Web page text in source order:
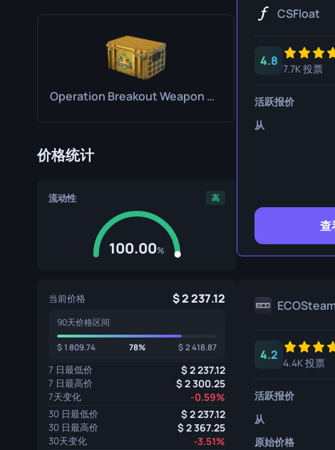
影子匕首
骷髅刀
匕首
生存刀
Operation Breakout Weapon Case
价格统计
流动性 高
100.00%
当前价格 2 237.12
90天价格区间
1 809.74 78% 2 418.87
7 日最低价 2 237.12
7 日最高价 2 300.25
7天变化 -0.59%
30 日最低价 2 237.12
30 日最高价 2 367.25
30天变化 -3.51%
CSFloat
4.8
7.7K 投票
活跃报价
从
查
ECOSteam
4.2
4.4K 投票
活跃报价
从
原始价格